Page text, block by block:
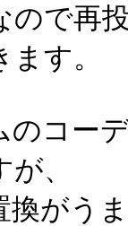
ので再
す。
のコー
、
換がう